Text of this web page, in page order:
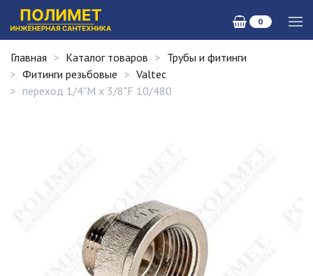
0
Главная Каталог товаров
Трубы и фитинги
Фитинги резьбовые
Valtec
переход 1/4"M х 3/8"F 10/480